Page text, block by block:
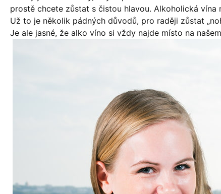
prostě chcete zůstat s čistou hlavou. Alkoholická
Už to je několik pádných důvodů, pro raději zůstat
Je ale jasné, že alko víno si vždy najde místo na